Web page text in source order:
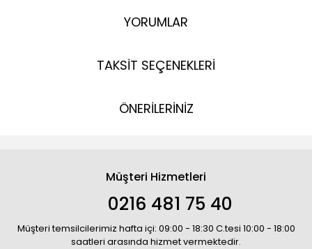
YORUMLAR
TAKSİT SEÇENEKLERİ
ÖNERİLERİNİZ
Müşteri Hizmetleri
0216 481 75 40
Müşteri temsilcilerimiz hafta içi: 09:00 - 18:30 C.tesi 10:00 - 18:00
saatleri arasında hizmet vermektedir.